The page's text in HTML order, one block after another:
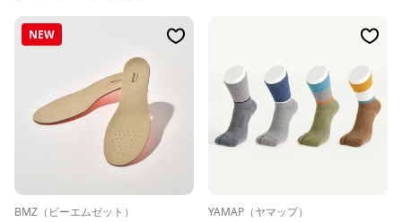
NEW
BMZ（ビーエムゼット） YAMAP（ヤマップ）